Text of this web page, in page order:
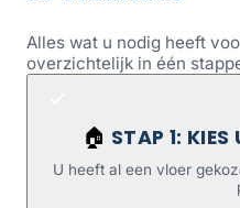
Alles wat u nodig heeft
overzichtelijk in één
🏠 STAP 1: KIES
U heeft al een vloer